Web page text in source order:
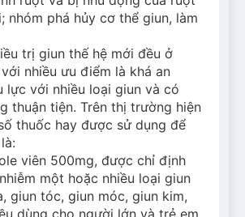
nhóm phá hủy cơ thể giun, làm
trị giun thế hệ mới đều ở
nhiều ưu điểm là khá an
lực với nhiều loại giun và có
thuận tiện. Trên thị trường hiện
thuốc hay được sử dụng để
viên 500mg, được chỉ định
một hoặc nhiều loại giun
giun tóc, giun móc, giun kim,
dùng cho người lớn và trẻ em